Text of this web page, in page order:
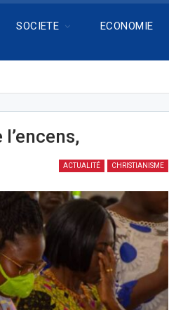
SOCIETE ECONOMIE
ACTUALITÉ CHRISTIANISME